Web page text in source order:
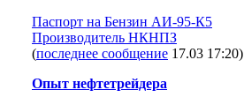
Паспорт на Бензин АИ-95-К5
Производитель НКНПЗ
(последнее сообщение 17.03 17:20)
Опыт нефтетрейдера